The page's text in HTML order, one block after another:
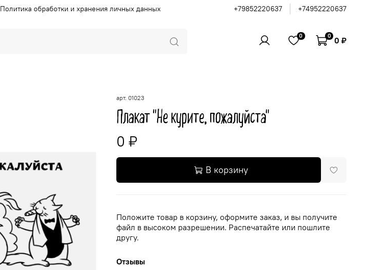
Политика обработки и хранения личных данных +79852220637 +74952220637
0 0 0 ₽
арт. 01023
Плакат "Не курите, пожалуйста"
0 ₽
В корзину
Положите товар в корзину, оформите заказ, и вы получите
файл в высоком разрешении. Распечатайте или пошлите
другу.
Отзывы